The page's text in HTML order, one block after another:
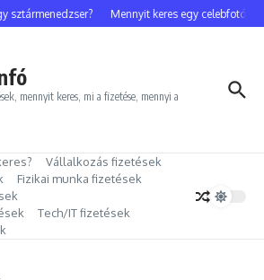
sztármenedzser? Mennyit keres egy celebfotós?
mennyit keres, mi a fizetése, mennyi a
Vállalkozás fizetések
Fizikai munka fizetések
Tech/IT fizetések